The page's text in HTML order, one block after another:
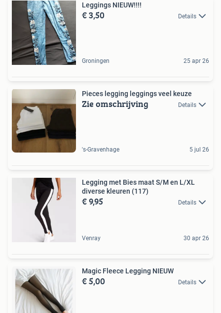
Leggings NIEUW!!!!
€ 3,50 Details
Groningen 25 apr 26
Pieces legging leggings veel keuze
Zie omschrijving Details
's-Gravenhage 5 jul 26
Legging met Bies maat S/M en L/XL
diverse kleuren (117)
€ 9,95 Details
Venray 30 apr 26
Magic Fleece Legging NIEUW
€ 5,00 Details